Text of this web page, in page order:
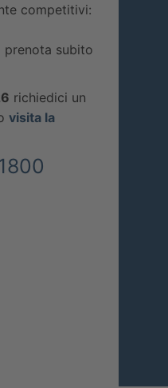
competitivi:
subito
richiedici un
visita la